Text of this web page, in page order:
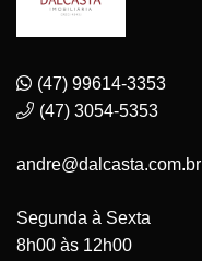
(47) 99614-3353
(47) 3054-5353
andre@dalcasta.com.br
Segunda à Sexta
8h00 às 12h00